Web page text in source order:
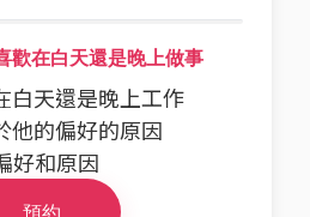
歡在白天還是晚上做事
白天還是晚上工作
他的偏好的原因
好和原因